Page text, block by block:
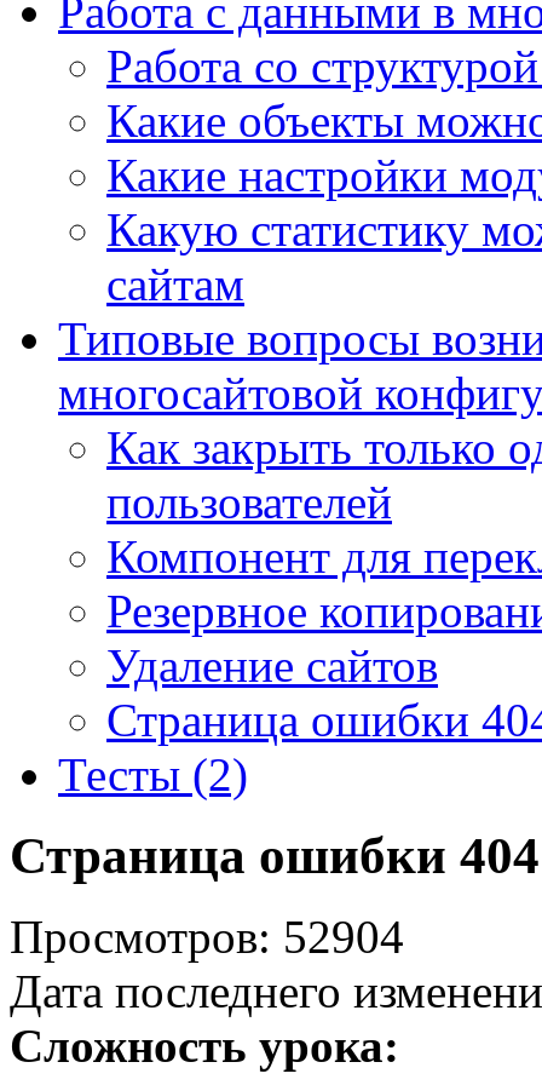
Работа с данными в
Работа со
Какие объекты
Какие настройки
Какую статистику
сайтам
Типовые вопросы
многосайтовой
Как закрыть только
пользователей
Компонент для
Резервное
Удаление сайтов
Страница ошибки
Тесты (2)
Страница ошибки
Просмотров: 52904
Дата последнего
Сложность урока: